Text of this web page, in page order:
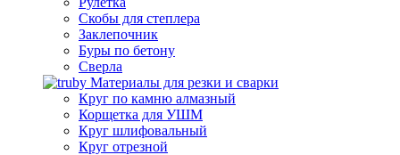
Скобы для степлера
Заклепочник
Буры по бетону
Сверла
Материалы для резки и сварки
Круг по камню алмазный
Корщетка для УШМ
Круг шлифовальный
Круг отрезной